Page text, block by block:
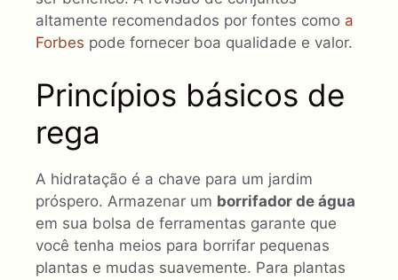
altamente recomendados por fontes como a
Forbes pode fornecer boa qualidade e valor.
Princípios básicos de
rega
A hidratação é a chave para um jardim
próspero. Armazenar um borrifador de água
em sua bolsa de ferramentas garante que
você tenha meios para borrifar pequenas
plantas e mudas suavemente. Para plantas